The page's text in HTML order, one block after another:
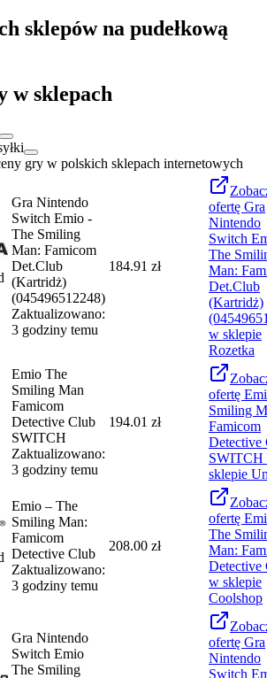
sklepów na pudełkową
w sklepach
gry w polskich sklepach internetowych
Gra Nintendo
Switch Emio -
The Smiling
Man: Famicom
Det.Club
(Kartridż)
(045496512248)
Zaktualizowano:
3 godziny temu
184.91 zł
ofertę Gra
Nintendo
Switch
The
Man:
Det.Club
(Kartridż)
w sklepie
Rozetka
Emio The
Smiling Man
Famicom
Detective Club
SWITCH
Zaktualizowano:
3 godziny temu
194.01 zł
ofertę
Smiling
Famicom
Detective
SWITCH
sklepie
Emio – The
Smiling Man:
Famicom
Detective Club
Zaktualizowano:
3 godziny temu
208.00 zł
ofertę
The
Man:
Detective
w sklepie
Coolshop
Gra Nintendo
Switch Emio
The Smiling
ofertę Gra
Nintendo
Switch